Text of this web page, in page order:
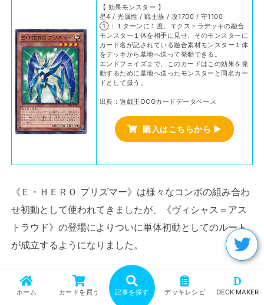
【 効果モンスター 】
星4 / 光属性 / 戦士族 / 攻1700 / 守1100
①：１ターンに１度、エクストラデッキの融合
モンスター１体を相手に見せ、そのモンスターに
カード名が記されている融合素材モンスター１体
をデッキから墓地へ送って発動できる。
エンドフェイズまで、このカードはこの効果を発
動するために墓地へ送ったモンスターと同名カー
ドとして扱う。
出典：遊戯王OCGカードデータベース
購入はこちらから ▶
《Ｅ・ＨＥＲＯ プリズマー》は様々なコンボの組み合わ
せ初動として使われてきましたが、《ヴィシャス＝アス
トラウド》の登場によりついに単体初動としてのルート
が成立するようになりました。
モンスターゾーン１：《フルール・ド・バロネス》
攻撃表示
ホーム カードを買う 記事を探す デッキレシピ
D
DECK MAKER